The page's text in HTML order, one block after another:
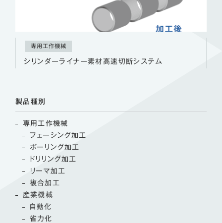
専用工作機械
シリンダーライナー素材高速切断システム
製品種別
専用工作機械
フェーシング加工
ボーリング加工
ドリリング加工
リーマ加工
複合加工
産業機械
自動化
省力化